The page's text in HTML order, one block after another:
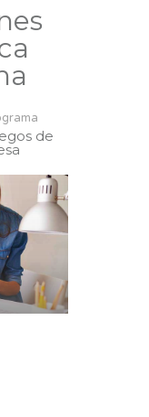
de